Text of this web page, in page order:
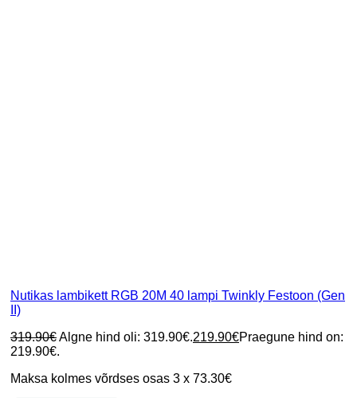
Nutikas lambikett RGB 20M 40 lampi Twinkly Festoon (Gen
II)
319.90€Algne hind oli: 319.90€.219.90€Praegune hind on:
219.90€.
Maksa kolmes võrdses osas 3 x 73.30€